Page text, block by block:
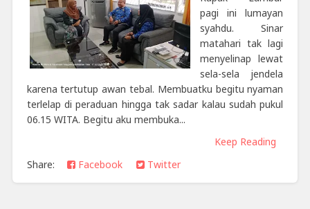
pagi ini lumayan
syahdu. Sinar
matahari tak lagi
menyelinap lewat
sela-sela jendela
karena tertutup awan tebal. Membuatku begitu nyaman
terlelap di peraduan hingga tak sadar kalau sudah pukul
06.15 WITA. Begitu aku membuka...
Keep Reading
Share:
Facebook Twitter